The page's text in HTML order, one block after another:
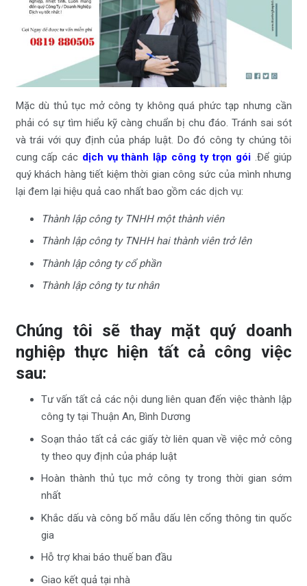
Mặc dù thủ tục mở công ty không quá phức tạp nhưng cần
phải có sự tìm hiểu kỹ càng chuẩn bị chu đáo. Tránh sai sót
và trái với quy định của pháp luật. Do đó công ty chúng tôi
cung cấp các dịch vụ thành lập công ty trọn gói .Để giúp
quý khách hàng tiết kiệm thời gian công sức của mình nhưng
lại đem lại hiệu quả cao nhất bao gồm các dịch vụ:
Thành lập công ty TNHH một thành viên
Thành lập công ty TNHH hai thành viên trở lên
Thành lập công ty cổ phần
Thành lập công ty tư nhân
Chúng tôi sẽ thay mặt quý doanh
nghiệp thực hiện tất cả công việc
sau:
Tư vấn tất cả các nội dung liên quan đến việc thành lập
công ty tại Thuận An, Bình Dương
Soạn thảo tất cả các giấy tờ liên quan về việc mở công
ty theo quy định của pháp luật
Hoàn thành thủ tục mở công ty trong thời gian sớm
nhất
Khắc dấu và công bố mẫu dấu lên cổng thông tin quốc
gia
Hỗ trợ khai báo thuế ban đầu
Giao kết quả tại nhà